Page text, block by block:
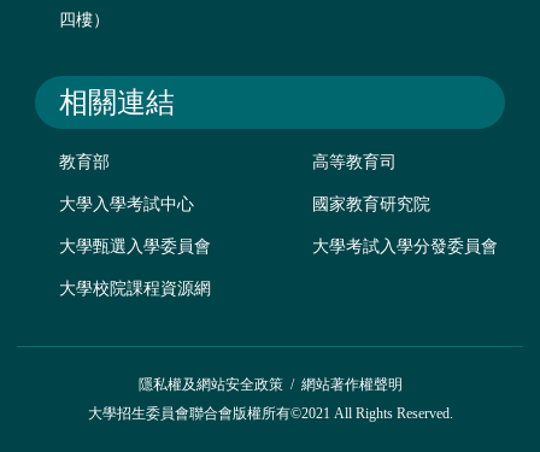
四樓）
相關連結
教育部 高等教育司
大學入學考試中心 國家教育研究院
大學甄選入學委員會 大學考試入學分發委員會
大學校院課程資源網
隱私權及網站安全政策/ 網站著作權聲明
大學招生委員會聯合會版權所有©2021 All Rights Reserved.